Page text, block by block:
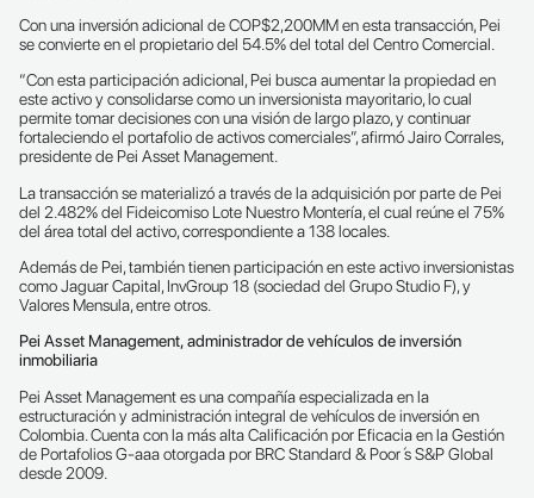
Con una inversión adicional de COP$2,200MM en esta transacción, Pei
se convierte en el propietario del 54.5% del total del Centro Comercial.
“Con esta participación adicional, Pei busca aumentar la propiedad en
este activo y consolidarse como un inversionista mayoritario, lo cual
permite tomar decisiones con una visión de largo plazo, y continuar
fortaleciendo el portafolio de activos comerciales”, afirmó Jairo Corrales,
presidente de Pei Asset Management.
La transacción se materializó a través de la adquisición por parte de Pei
del 2.482% del Fideicomiso Lote Nuestro Montería, el cual reúne el 75%
del área total del activo, correspondiente a 138 locales.
Además de Pei, también tienen participación en este activo inversionistas
como Jaguar Capital, InvGroup 18 (sociedad del Grupo Studio F), y
Valores Mensula, entre otros.
Pei Asset Management, administrador de vehículos de inversión
inmobiliaria
Pei Asset Management es una compañía especializada en la
estructuración y administración integral de vehículos de inversión en
Colombia. Cuenta con la más alta Calificación por Eficacia en la Gestión
de Portafolios G-aaa otorgada por BRC Standard & Poor ́s S&P Global
desde 2009.